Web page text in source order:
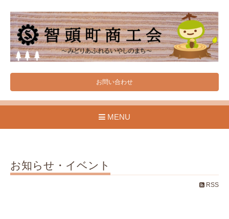
お問い合わせ
MENU
お知らせ・イベント
RSS